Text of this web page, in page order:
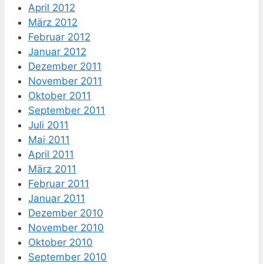
April 2012
März 2012
Februar 2012
Januar 2012
Dezember 2011
November 2011
Oktober 2011
September 2011
Juli 2011
Mai 2011
April 2011
März 2011
Februar 2011
Januar 2011
Dezember 2010
November 2010
Oktober 2010
September 2010